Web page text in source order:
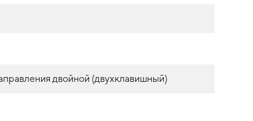
двойной (двухклавишный)